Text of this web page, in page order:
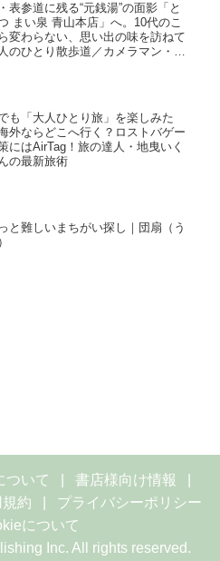
表参道に残る“元銭湯”の面影「と
まい泉 青山本店」へ。10代のこ
変わらない、思い出の味を訪ねて
のひとり散歩道／カメラマン・石
も「大人ひとり旅」を楽しみた
外ならどこへ行く？ロストバゲー
にはAirTag！旅の達人・地曳いく
の最新旅術
と難しいまちがい探し｜団扇（う
ついて
書店様向け情報
約
プライバシーポリシー
について
Inc. All rights reserved.